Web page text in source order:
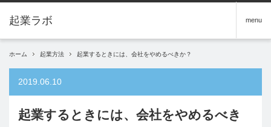
menu
ホーム 起業方法 起業するときには、会社をやめるべきか？
2019.06.10
起業するときには、会社をやめるべき